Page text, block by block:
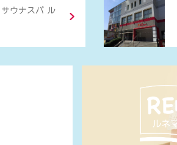
サウナスパ ル